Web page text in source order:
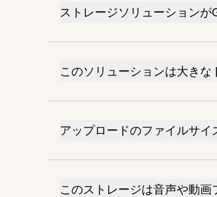
ストレージソリューション
このソリューションは大き
アップロードのファイルサイ
このストレージは音声や動画